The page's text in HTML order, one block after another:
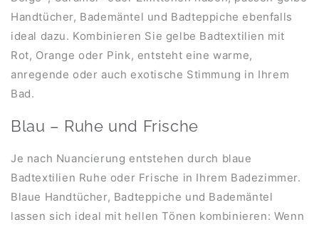
Handtücher, Bademäntel und Badteppiche ebenfalls
ideal dazu. Kombinieren Sie gelbe Badtextilien mit
Rot, Orange oder Pink, entsteht eine warme,
anregende oder auch exotische Stimmung in Ihrem
Bad.
Blau – Ruhe und Frische
Je nach Nuancierung entstehen durch blaue
Badtextilien Ruhe oder Frische in Ihrem Badezimmer.
Blaue Handtücher, Badteppiche und Bademäntel
lassen sich ideal mit hellen Tönen kombinieren: Wenn